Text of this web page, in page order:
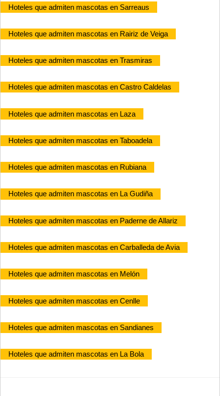
Hoteles que admiten mascotas en Sarreaus
Hoteles que admiten mascotas en Rairiz de Veiga
Hoteles que admiten mascotas en Trasmiras
Hoteles que admiten mascotas en Castro Caldelas
Hoteles que admiten mascotas en Laza
Hoteles que admiten mascotas en Taboadela
Hoteles que admiten mascotas en Rubiana
Hoteles que admiten mascotas en La Gudiña
Hoteles que admiten mascotas en Paderne de Allariz
Hoteles que admiten mascotas en Carballeda de Avia
Hoteles que admiten mascotas en Melón
Hoteles que admiten mascotas en Cenlle
Hoteles que admiten mascotas en Sandianes
Hoteles que admiten mascotas en La Bola